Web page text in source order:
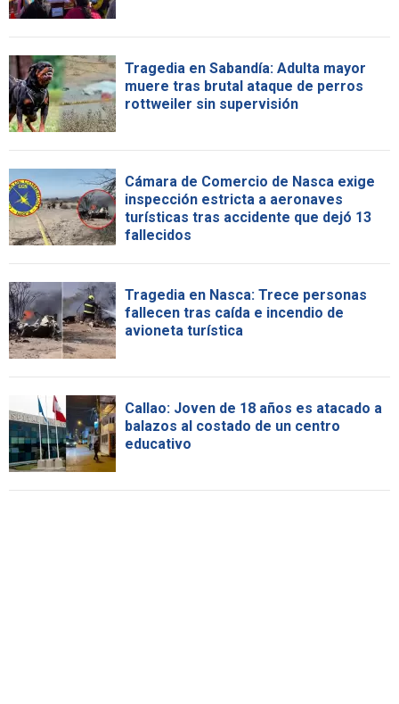
Tragedia en Sabandía: Adulta mayor
muere tras brutal ataque de perros
rottweiler sin supervisión
Cámara de Comercio de Nasca exige
inspección estricta a aeronaves
turísticas tras accidente que dejó 13
fallecidos
Tragedia en Nasca: Trece personas
fallecen tras caída e incendio de
avioneta turística
Callao: Joven de 18 años es atacado a
balazos al costado de un centro
educativo